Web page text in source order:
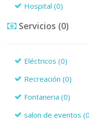
Hospital
(0)
Servicios (0)
Eléctricos
(0)
Recreación
(0)
Fontaneria
(0)
salon de eventos